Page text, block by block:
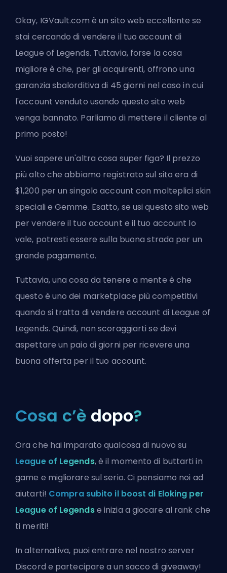
Okay, IGVault.com è un sito web eccellente se
stai cercando di vendere il tuo account di
League of Legends. Tuttavia, forse la cosa
migliore è che, per gli acquirenti, offrono una
garanzia sbalorditiva di 45 giorni nel caso in cui
l'account venduto usando questo sito web
venga bannato. Parliamo di mettere il cliente al
primo posto!
Vuoi sapere un'altra cosa super figa? Il prezzo
più alto che abbiamo registrato sul sito era di
$1,200 per un singolo account con molteplici skin
speciali e Gemme. Esatto, se usi questo sito web
per vendere il tuo account e il tuo account lo
vale, potresti essere sulla buona strada per un
grande pagamento.
Tuttavia, una cosa da tenere a mente è che
questo è uno dei marketplace più competitivi
quando si tratta di vendere account di League of
Legends. Quindi, non scoraggiarti se devi
aspettare un paio di giorni per ricevere una
buona offerta per il tuo account.
Cosa c’è dopo?
Ora che hai imparato qualcosa di nuovo su
League of Legends, è il momento di buttarti in
game e migliorare sul serio. Ci pensiamo noi ad
aiutarti! Compra subito il boost di Eloking per
League of Legendse inizia a giocare al rank che
ti meriti!
In alternativa, puoientrare nel nostro server
Discord e partecipare a un sacco di giveaway!